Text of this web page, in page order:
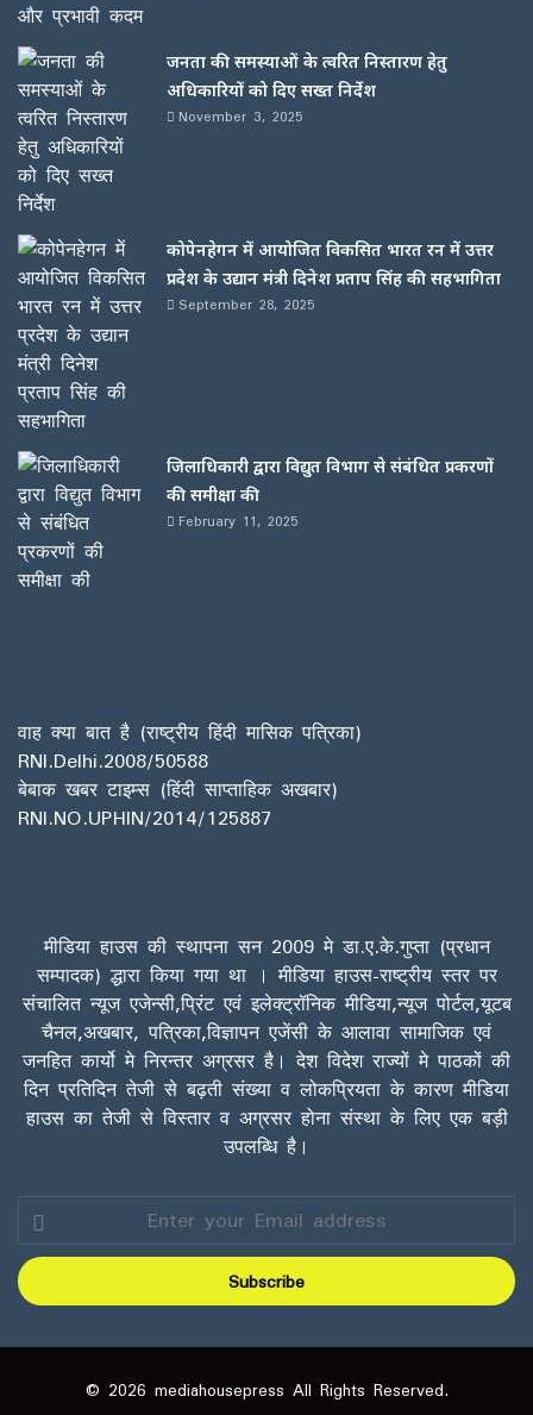
जनता की समस्याओं के त्वरित निस्तारण हेतु
अधिकारियों को दिए सख्त निर्देश
November 3, 2025
कोपेनहेगन में आयोजित विकसित भारत रन में उत्तर
प्रदेश के उद्यान मंत्री दिनेश प्रताप सिंह की सहभागिता
September 28, 2025
जिलाधिकारी द्वारा विद्युत विभाग से संबंधित प्रकरणों
की समीक्षा की
February 11, 2025
वाह क्या बात है (राष्ट्रीय हिंदी मासिक पत्रिका)
RNI.Delhi.2008/50588
बेबाक खबर टाइम्स (हिंदी साप्ताहिक अखबार)
RNI.NO.UPHIN/2014/125887
मीडिया हाउस की स्थापना सन 2009 मे डा.ए.के.गुप्ता (प्रधान
सम्पादक) द्धारा किया गया था । मीडिया हाउस-राष्ट्रीय स्तर पर
संचालित न्यूज एजेन्सी,प्रिंट एवं इलेक्ट्रॉनिक मीडिया,न्यूज पोर्टल,यूटब
चैनल,अखबार, पत्रिका,विज्ञापन एजेंसी के आलावा सामाजिक एवं
जनहित कार्यो मे निरन्तर अग्रसर है। देश विदेश राज्यों मे पाठकों की
दिन प्रतिदिन तेजी से बढ़ती संख्या व लोकप्रियता के कारण मीडिया
हाउस का तेजी से विस्तार व अग्रसर होना संस्था के लिए एक बड़ी
उपलब्धि है।
Enter
your
Email
address
© 2026 mediahousepress All Rights Reserved.